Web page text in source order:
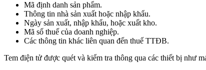
Mã định danh sản phẩm.
Thông tin nhà sản xuất hoặc nhập khẩu.
Ngày sản xuất, nhập khẩu, hoặc xuất kho.
Mã số thuế của doanh nghiệp.
Các thông tin khác liên quan đến thuế TTĐB.
Tem điện tử được quét và kiểm tra thông qua các thiết bị như